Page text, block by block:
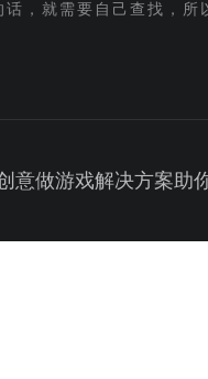
话，就需要自己查找，所
意做游戏解决方案助